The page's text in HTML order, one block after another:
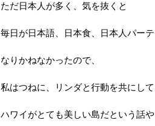
ただ日本人が多く、気を抜くと
毎日が日本語、日本食、日本人パー
なりかねなかったので、
私はつねに、リンダと行動を共にし
ハワイがとても美しい島だという話